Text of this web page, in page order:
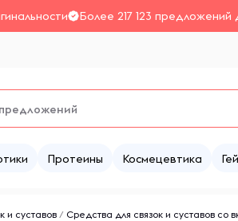
Более 217 123
Протеины Космецевтика
и суставов / Средства для связок и суставов со